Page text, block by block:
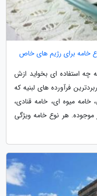
چه استفاده ای بخواید ازش
فرآورده های لبنیه که
میوه ای، خامه قنادی،
موجوده. هر نوع خامه ویژگی